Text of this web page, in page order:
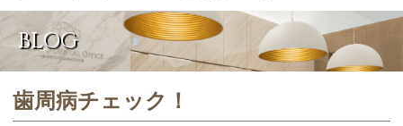
BLOG
歯周病チェック！